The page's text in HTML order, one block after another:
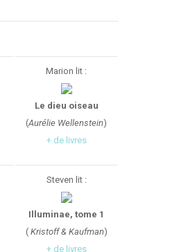
Marion lit :
Le dieu oiseau
(Aurélie Wellenstein)
+ de livres
Steven lit :
Illuminae, tome 1
(Kristoff & Kaufman)
+ de livres